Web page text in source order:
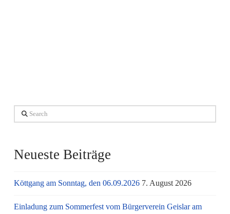
Search
Neueste Beiträge
Köttgang am Sonntag, den 06.09.2026 7. August 2026
Einladung zum Sommerfest vom Bürgerverein Geislar am